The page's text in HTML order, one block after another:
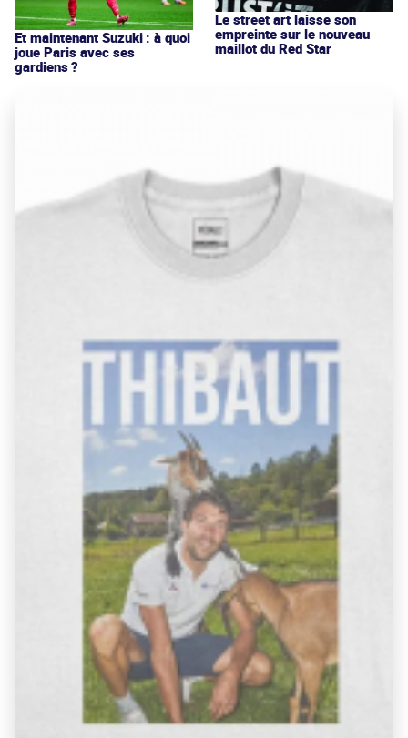
Et maintenant Suzuki : à quoi
joue Paris avec ses
gardiens ?
Le street art laisse son
empreinte sur le nouveau
maillot du Red Star